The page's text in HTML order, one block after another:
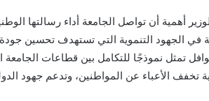
أهمية أن تواصل الجامعة أداء رسالتها
في الجهود التنموية التي تستهدف تحسين
تمثل نموذجًا للتكامل بين قطاعات
تخفف الأعباء عن المواطنين، وتدعم جهود